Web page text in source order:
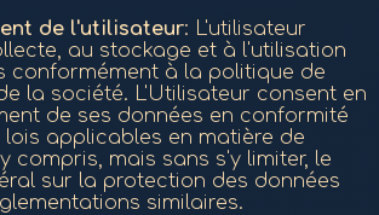
de l'utilisateur: L'utilisateur
au stockage et à l'utilisation
conformément à la politique de
la société. L'Utilisateur consent en
de ses données en conformité
applicables en matière de
compris, mais sans s'y limiter, le
sur la protection des données
similaires.